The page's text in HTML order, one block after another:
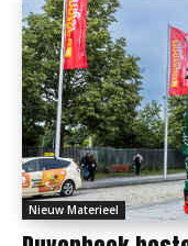
Nieuw Materieel